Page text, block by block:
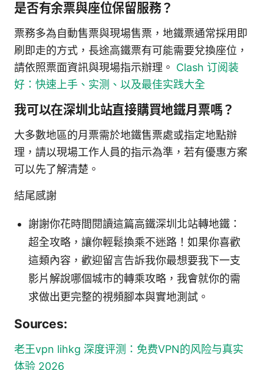
是否有余票與座位保留服務？
票務多為自動售票與現場售票，地鐵票通常採用即
刷即走的方式，長途高鐵票有可能需要兌換座位，
請依照票面資訊與現場指示辦理。 Clash 订阅装
好：快速上手、实测、以及最佳实践大全
我可以在深圳北站直接購買地鐵月票嗎？
大多數地區的月票需於地鐵售票處或指定地點辦
理，請以現場工作人員的指示為準，若有優惠方案
可以先了解清楚。
結尾感謝
謝謝你花時間閱讀這篇高鐵深圳北站轉地鐵：
超全攻略，讓你輕鬆換乘不迷路！如果你喜歡
這類內容，歡迎留言告訴我你最想要我下一支
影片解說哪個城市的轉乘攻略，我會就你的需
求做出更完整的視頻腳本與實地測試。
Sources:
老王vpn lihkg 深度评测：免费VPN的风险与真实
体验 2026